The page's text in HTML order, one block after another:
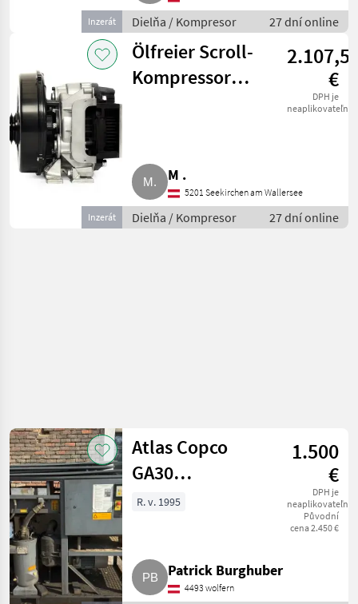
Inzerát Dielňa / Kompresor 27 dní online
Inzerát
Ölfreier Scroll-
Kompressor
€
DPH je
neaplikovateľné
M .
5201 Seekirchen am Wallersee
Dielňa / Kompresor 27 dní online
Atlas Copco
GA30
Schraubkompressor
1.500
€
DPH je
neaplikovateľné
Původní
cena 2.450 €
R. v. 1995
Patrick Burghuber
4493 wolfern